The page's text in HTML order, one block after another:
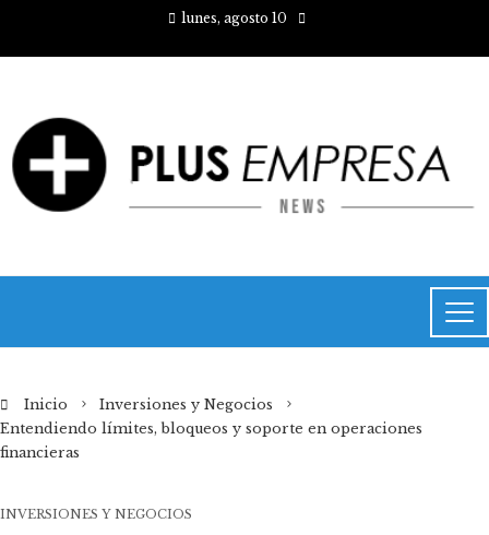
lunes, agosto 10
Inicio
Inversiones y Negocios
Entendiendo límites, bloqueos y soporte en operaciones
financieras
INVERSIONES Y NEGOCIOS